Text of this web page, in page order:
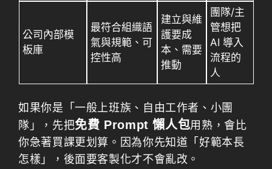
公司內部模
板庫
最符合組織語
氣與規範、可
控性高
建立與維
護要成
本、需要
推動
團隊/主
管想把
AI 導入
流程的
人
如果你是「一般上班族、自由工作者、小團
隊」，先把免費 Prompt 懶人包用熟，會比
你急著買課更划算。因為你先知道「好範本長
怎樣」，後面要客製化才不會亂改。